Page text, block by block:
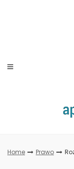
Home Prawo